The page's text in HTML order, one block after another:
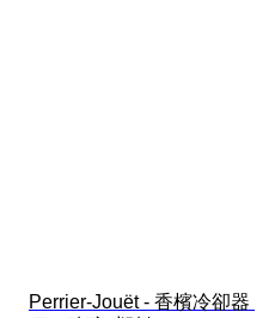
Perrier-Jouët - 香檳冷卻器